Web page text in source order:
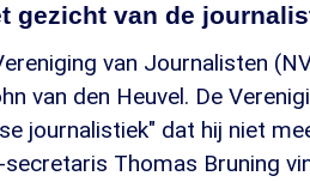
gezicht van de
van Journalisten
van den Heuvel. De
journalistiek" dat hij niet
Thomas Bruning